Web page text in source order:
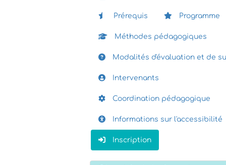
Prérequis Programme
Méthodes pédagogiques
Modalités d'évaluation et de
Intervenants
Coordination pédagogique
Informations sur l'accessibilité
Inscription